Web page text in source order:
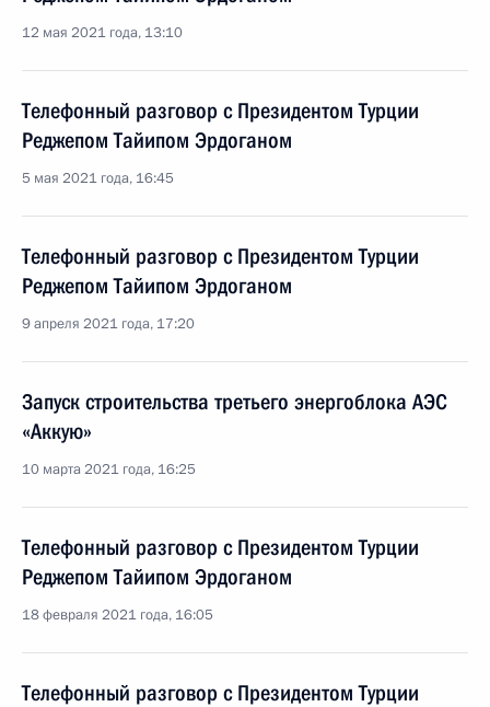
12 мая 2021 года, 13:10
Телефонный разговор с Президентом Турции
Реджепом Тайипом Эрдоганом
5 мая 2021 года, 16:45
Телефонный разговор с Президентом Турции
Реджепом Тайипом Эрдоганом
9 апреля 2021 года, 17:20
Запуск строительства третьего энергоблока АЭС
«Аккую»
10 марта 2021 года, 16:25
Телефонный разговор с Президентом Турции
Реджепом Тайипом Эрдоганом
18 февраля 2021 года, 16:05
Телефонный разговор с Президентом Турции